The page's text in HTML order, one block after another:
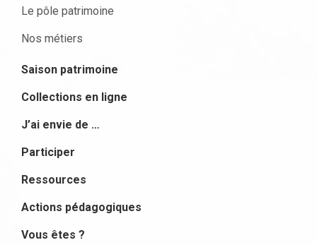
Le pôle patrimoine
Nos métiers
Saison patrimoine
Collections en ligne
J’ai envie de …
Participer
Ressources
Actions pédagogiques
Vous êtes ?